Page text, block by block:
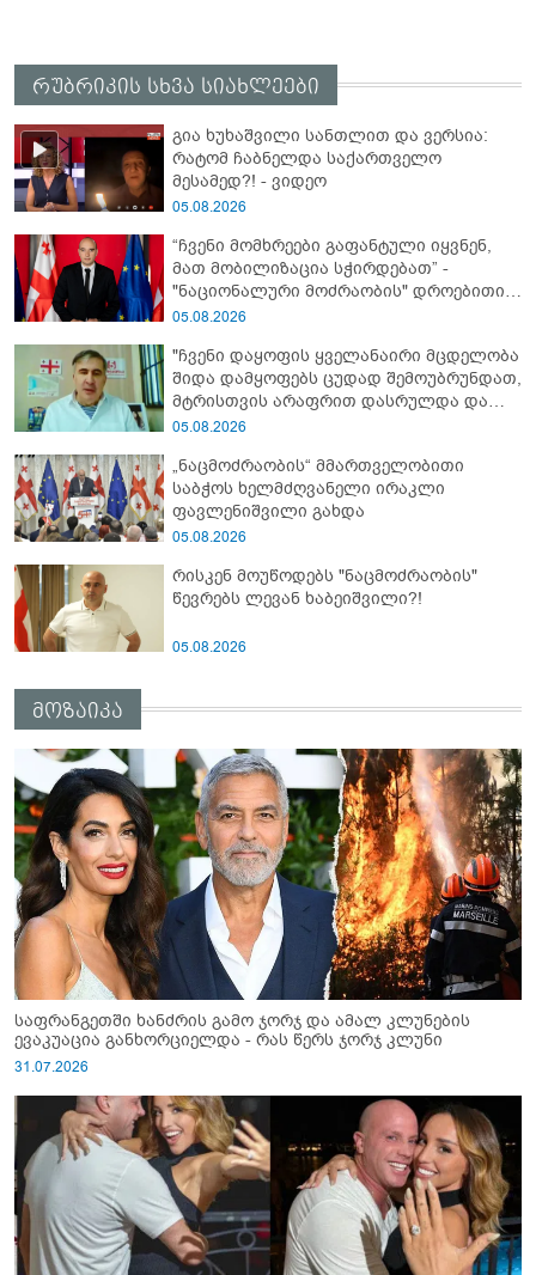
რუბრიკის სხვა სიახლეები
გია ხუხაშვილი სანთლით და ვერსია:
რატომ ჩაბნელდა საქართველო
მესამედ?! - ვიდეო
05.08.2026
“ჩვენი მომხრეები გაფანტული იყვნენ,
მათ მობილიზაცია სჭირდებათ” -
"ნაციონალური მოძრაობის" დროებითი
მმართველობითი საბჭოს
05.08.2026
"ჩვენი დაყოფის ყველანაირი მცდელობა
შიდა დამყოფებს ცუდად შემოუბრუნდათ,
მტრისთვის არაფრით დასრულდა და
ვერც მომავალში მიაღწევს ჩვენს
სააკაშვილი
05.08.2026
„ნაცმოძრაობის“ მმართველობითი
საბჭოს ხელმძღვანელი ირაკლი
ფავლენიშვილი გახდა
05.08.2026
რისკენ მოუწოდებს "ნაცმოძრაობის"
წევრებს ლევან ხაბეიშვილი?!
05.08.2026
მოზაიკა
საფრანგეთში ხანძრის გამო ჯორჯ და ამალ კლუნების
ევაკუაცია განხორციელდა - რას წერს ჯორჯ კლუნი
31.07.2026